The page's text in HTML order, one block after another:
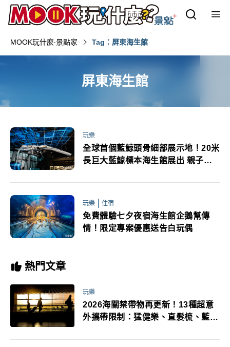
MOOK玩什麼‧景點家 Tag：屏東海生館
屏東海生館
玩樂
全球首個藍鯨頭骨細部展示地！20米
長巨大藍鯨標本海生館展出 親子海
玩樂 住宿
免費體驗七夕夜宿海生館企鵝幫傳
情！限定專案優惠送告白玩偶
熱門文章
玩樂
2026海關禁帶物再更新！13種超意
外攜帶限制：猛健樂、直髮梳、藍牙
萬！注意事項一次看！